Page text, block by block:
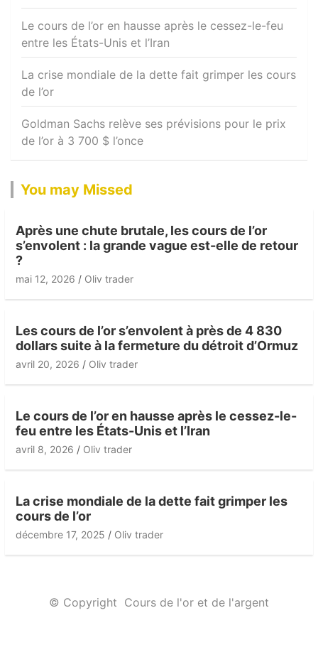
Le cours de l’or en hausse après le cessez-le-feu
entre les États-Unis et l’Iran
La crise mondiale de la dette fait grimper les cours
de l’or
Goldman Sachs relève ses prévisions pour le prix
de l’or à 3 700 $ l’once
You may Missed
Après une chute brutale, les cours de l’or
s’envolent : la grande vague est-elle de retour
?
mai 12, 2026 Oliv trader
Les cours de l’or s’envolent à près de 4 830
dollars suite à la fermeture du détroit d’Ormuz
avril 20, 2026 Oliv trader
Le cours de l’or en hausse après le cessez-le-
feu entre les États-Unis et l’Iran
avril 8, 2026 Oliv trader
La crise mondiale de la dette fait grimper les
cours de l’or
décembre 17, 2025 Oliv trader
© Copyright Cours de l'or et de l'argent